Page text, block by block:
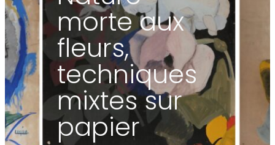
morte aux
fleurs,
techniques
mixtes sur
papier